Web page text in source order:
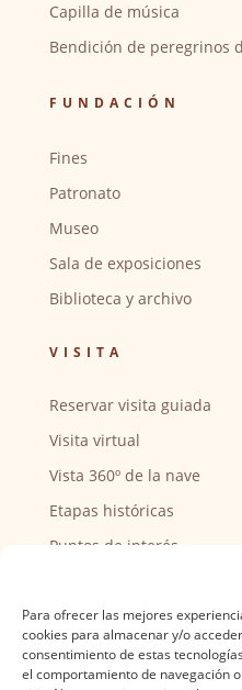
Para ofrecer las mejores
cookies para almacenar y/o
consentimiento de estas
el comportamiento de navegación
Capilla de música
Bendición de peregrinos
FUNDACIÓN
Fines
Patronato
Museo
Sala de exposiciones
Biblioteca y archivo
VISITA
Reservar visita guiada
Visita virtual
Vista 360º de la nave
Etapas históricas
Puntos de interés
Actividades y horarios